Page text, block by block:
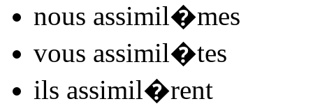
nous assimil�mes
vous assimil�tes
ils assimil�rent